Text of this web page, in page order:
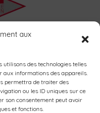
aux
utilisons des technologies telles
aux informations des appareils.
permettra de traiter des
ou les ID uniques sur ce
son consentement peut avoir
et fonctions.